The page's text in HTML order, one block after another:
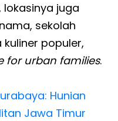
lokasinya juga
sekolah
populer,
for urban families.
Hunian
Jawa Timur